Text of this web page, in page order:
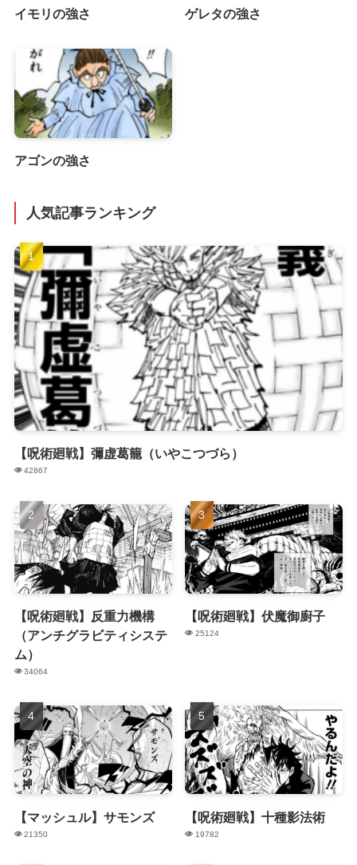
イモリの強さ ゲレタの強さ
アゴンの強さ
人気記事ランキング
【呪術廻戦】彌虚葛籠（いやこつづら）
42867
【呪術廻戦】反重力機構
（アンチグラビティシステ
ム）
34064
【呪術廻戦】伏魔御廚子
25124
【マッシュル】サモンズ
21350
【呪術廻戦】十種影法術
19782